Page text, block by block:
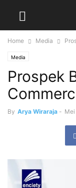
Home Media
Media
Prospek
By Arya Wiraraja -